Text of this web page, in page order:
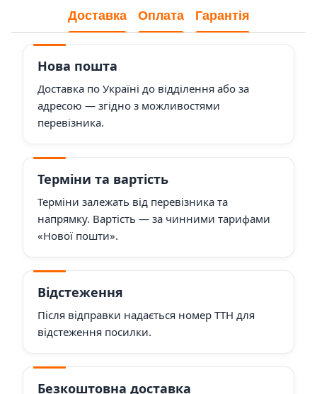
Доставка Оплата Гарантія
Нова пошта
Доставка по Україні до відділення або за
адресою — згідно з можливостями
перевізника.
Терміни та вартість
Терміни залежать від перевізника та
напрямку. Вартість — за чинними тарифами
«Нової пошти».
Відстеження
Після відправки надається номер ТТН для
відстеження посилки.
Безкоштовна доставка